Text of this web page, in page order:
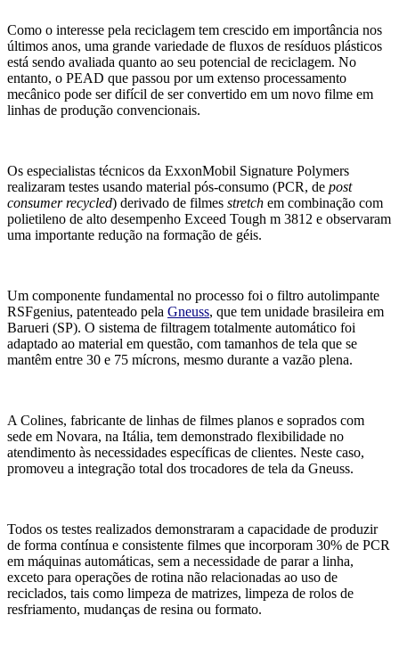
Como o interesse pela reciclagem tem crescido em importância nos
últimos anos, uma grande variedade de fluxos de resíduos plásticos
está sendo avaliada quanto ao seu potencial de reciclagem. No
entanto, o PEAD que passou por um extenso processamento
mecânico pode ser difícil de ser convertido em um novo filme em
linhas de produção convencionais.
Os especialistas técnicos da ExxonMobil Signature Polymers
realizaram testes usando material pós-consumo (PCR, de post
consumerrecycled) derivado de filmes stretch em combinação com
polietileno de alto desempenho Exceed Tough m 3812 e observaram
uma importante redução na formação de géis.
Um componente fundamental no processo foi o filtro autolimpante
RSFgenius, patenteado pela Gneuss, que tem unidade brasileira em
Barueri (SP). O sistema de filtragem totalmente automático foi
adaptado ao material em questão, com tamanhos de tela que se
mantêm entre 30 e 75 mícrons, mesmo durante a vazão plena.
A Colines, fabricante de linhas de filmes planos e soprados com
sede em Novara, na Itália, tem demonstrado flexibilidade no
atendimento às necessidades específicas de clientes. Neste caso,
promoveu a integração total dos trocadores de tela da Gneuss.
Todos os testes realizados demonstraram a capacidade de produzir
de forma contínua e consistente filmes que incorporam 30% de PCR
em máquinas automáticas, sem a necessidade de parar a linha,
exceto para operações de rotina não relacionadas ao uso de
reciclados, tais como limpeza de matrizes, limpeza de rolos de
resfriamento, mudanças de resina ou formato.